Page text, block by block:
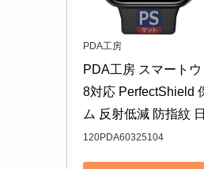
PDA工房
PDA工房 スマート
8対応 PerfectShield
ム 反射低減 防指紋
120PDA60325104